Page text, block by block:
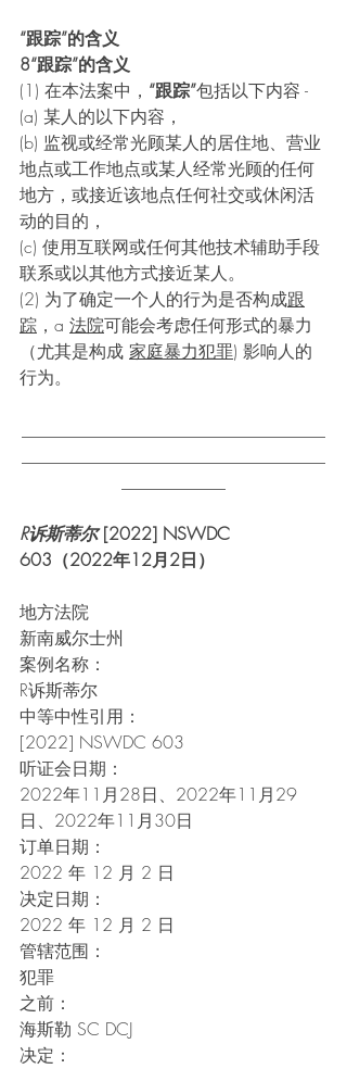
“跟踪”的含义
8“跟踪”的含义
(1) 在本法案中， “跟踪”包括以下内容 -
(a) 某人的以下内容，
(b) 监视或经常光顾某人的居住地、营业
地点或工作地点或某人经常光顾的任何
地方，或接近该地点任何社交或休闲活
动的目的，
(c) 使用互联网或任何其他技术辅助手段
联系或以其他方式接近某人。
(2) 为了确定一个人的行为是否构成跟
踪 ，a 法院可能会考虑任何形式的暴力
（尤其是构成 家庭暴力犯罪) 影响人的
行为。
R诉斯蒂尔 [2022] NSWDC
603（2022年12月2日）
地方法院
新南威尔士州
案例名称：
R诉斯蒂尔
中等中性引用：
[2022] NSWDC 603
听证会日期：
2022年11月28日、2022年11月29
日、2022年11月30日
订单日期：
2022 年 12 月 2 日
决定日期：
2022 年 12 月 2 日
管辖范围：
犯罪
之前：
海斯勒 SC DCJ
决定：